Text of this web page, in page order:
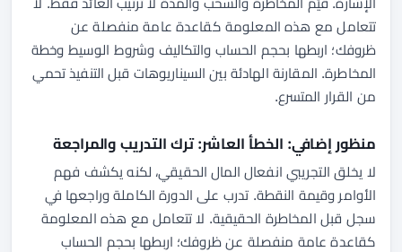
تتعامل مع هذه المعلومة كقاعدة عامة منفصلة عن
ظروفك؛ اربطها بحجم الحساب والتكاليف وشروط الوسيط وخطة
المخاطرة. المقارنة الهادئة بين السيناريوهات قبل التنفيذ تحمي
من القرار المتسرع.
منظور إضافي: الخطأ العاشر: ترك التدريب والمراجعة
لا يخلق التجريبي انفعال المال الحقيقي، لكنه يكشف فهم
الأوامر وقيمة النقطة. تدرب على الدورة الكاملة وراجعها في
سجل قبل المخاطرة الحقيقية. لا تتعامل مع هذه المعلومة
كقاعدة عامة منفصلة عن ظروفك؛ اربطها بحجم الحساب